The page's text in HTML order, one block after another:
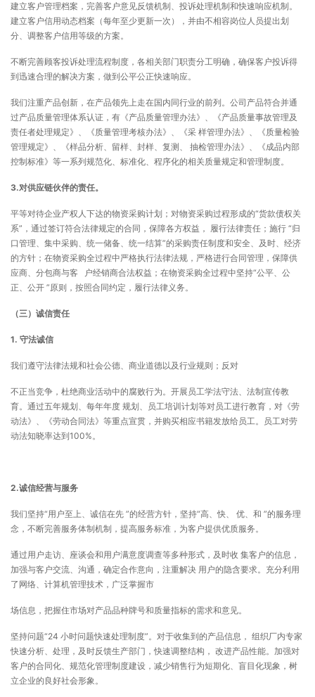
建立客户管理档案，完善客户意见反馈机制、投诉处理机制和快速响应机制。
建立客户信用动态档案（每年至少更新一次），并由不相容岗位人员提出划
分、调整客户信用等级的方案。
不断完善顾客投诉处理流程制度，各相关部门职责分工明确，确保客户投诉得
到迅速合理的解决方案，做到公平公正快速响应。
我们注重产品创新，在产品领先上走在国内同行业的前列。公司产品符合并通
过产品质量管理体系认证，有《产品质量管理办法》、《产品质量事故管理及
责任者处理规定》、《质量管理考核办法》、《采 样管理办法》、《质量检验
管理规定》、《样品分析、留样、封样、复测、 抽检管理办法》、《成品内部
控制标准》等一系列规范化、标准化、程序化的相关质量规定和管理制度。
3.对供应链伙伴的责任。
平等对待企业产权人下达的物资采购计划；对物资采购过程形成的“货款债权关
系”，通过签订符合法律规定的合同，保障各方权益， 履行法律责任；施行 “归
口管理、集中采购、统一储备、统一结算”的采购责任制度和安全、及时、经济
的方针；在物资采购全过程中严格执行法律法规，严格进行合同管理，保障供
应商、分包商与客 户经销商合法权益；在物资采购全过程中坚持“公平、公
正、公开 ”原则，按照合同约定，履行法律义务。
（三）诚信责任
1. 守法诚信
我们遵守法律法规和社会公德、商业道德以及行业规则；反对
不正当竞争，杜绝商业活动中的腐败行为。开展员工学法守法、法制宣传教
育。通过五年规划、每年年度 规划、员工培训计划等对员工进行教育，对《劳
动法》、《劳动合同法》等重点宣贯，并购买相应书籍发放给员工。员工对劳
动法知晓率达到100%。
2.诚信经营与服务
我们坚持“用户至上、诚信在先 ”的经营方针，坚持“高、快、 优、和 ”的服务理
念，不断完善服务体制机制，提高服务标准，为客户提供优质服务。
通过用户走访、座谈会和用户满意度调查等多种形式，及时收 集客户的信息，
加强与客户交流、沟通，确定合作意向，注重解决 用户的隐含要求。充分利用
了网络、计算机管理技术，广泛掌握市
场信息，把握住市场对产品品种牌号和质量指标的需求和意见。
坚持问题“24 小时问题快速处理制度”。对于收集到的产品信息， 组织厂内专家
快速分析、处理，及时反馈生产部门，快速调整结构， 改进产品性能。加强对
客户的合同化、规范化管理制度建设，减少销售行为短期化、盲目化现象，树
立企业的良好社会形象。